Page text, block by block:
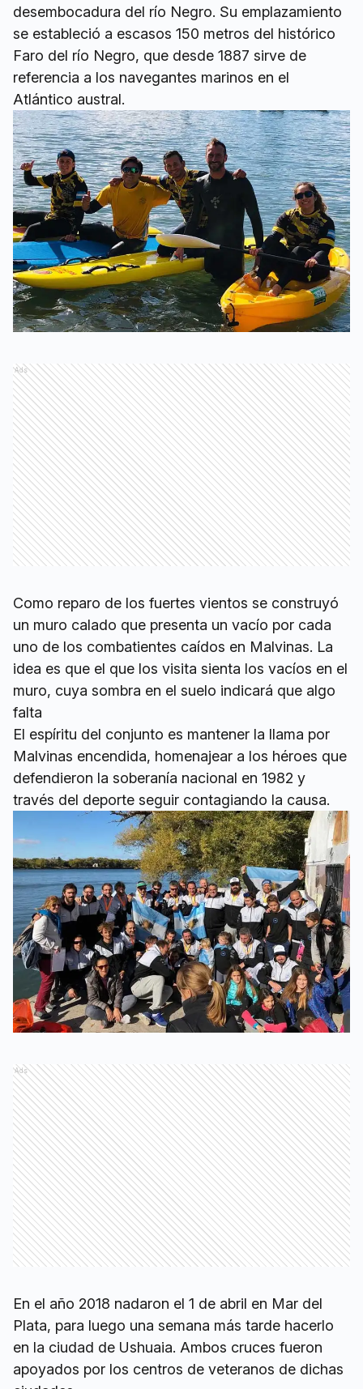
desembocadura del río Negro. Su emplazamiento
se estableció a escasos 150 metros del histórico
Faro del río Negro, que desde 1887 sirve de
referencia a los navegantes marinos en el
Atlántico austral.
Ads
Como reparo de los fuertes vientos se construyó
un muro calado que presenta un vacío por cada
uno de los combatientes caídos en Malvinas. La
idea es que el que los visita sienta los vacíos en el
muro, cuya sombra en el suelo indicará que algo
falta
El espíritu del conjunto es mantener la llama por
Malvinas encendida, homenajear a los héroes que
defendieron la soberanía nacional en 1982 y
través del deporte seguir contagiando la causa.
Ads
En el año 2018 nadaron el 1 de abril en Mar del
Plata, para luego una semana más tarde hacerlo
en la ciudad de Ushuaia. Ambos cruces fueron
apoyados por los centros de veteranos de dichas